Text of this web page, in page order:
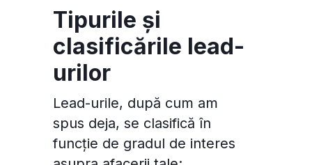
Tipurile și
clasificările lead-
urilor
Lead-urile, după cum am
spus deja, se clasifică în
funcție de gradul de interes